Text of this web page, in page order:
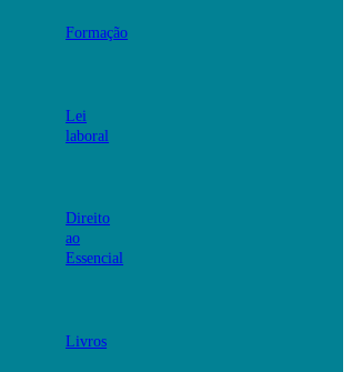
Formação
Lei
laboral
Direito
ao
Essencial
Livros